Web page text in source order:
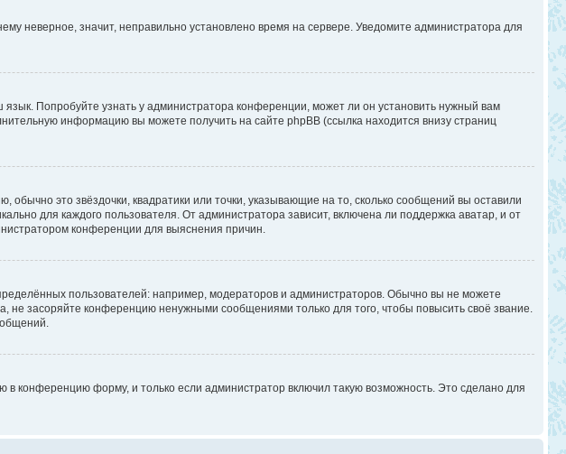
неверное, значит, неправильно установлено время на сервере. Уведомите администратора для
Попробуйте узнать у администратора конференции, может ли он установить нужный вам
информацию вы можете получить на сайте phpBB (ссылка находится внизу страниц
это звёздочки, квадратики или точки, указывающие на то, сколько сообщений вы оставили
для каждого пользователя. От администратора зависит, включена ли поддержка аватар, и от
конференции для выяснения причин.
пользователей: например, модераторов и администраторов. Обычно вы не можете
засоряйте конференцию ненужными сообщениями только для того, чтобы повысить своё звание.
в конференцию форму, и только если администратор включил такую возможность. Это сделано для